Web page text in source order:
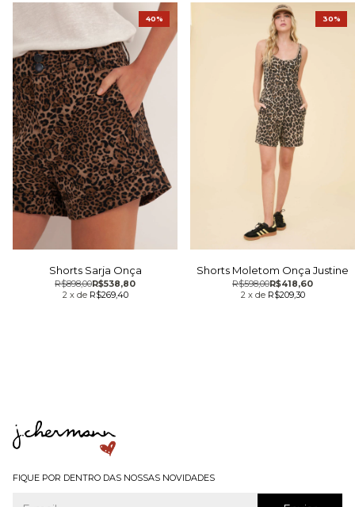
Shorts Sarja Onça
R$538,80
R$898,00
2 x de R$269,40
40%
Shorts Moletom Onça Justine
R$418,60
R$598,00
2 x de R$209,30
30%
FIQUE POR DENTRO DAS NOSSAS NOVIDADES